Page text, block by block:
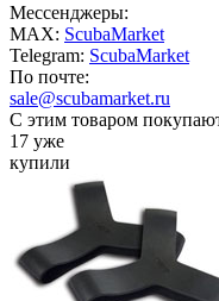
Мессенджеры:
MAX: ScubaMarket
Telegram: ScubaMarket
По почте:
sale@scubamarket.ru
С этим товаром
17 уже
купили